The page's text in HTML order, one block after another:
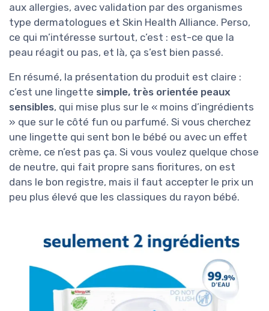
aux allergies, avec validation par des organismes
type dermatologues et Skin Health Alliance. Perso,
ce qui m’intéresse surtout, c’est : est-ce que la
peau réagit ou pas, et là, ça s’est bien passé.
En résumé, la présentation du produit est claire :
c’est une lingette simple, très orientée peaux
sensibles, qui mise plus sur le « moins d’ingrédients
» que sur le côté fun ou parfumé. Si vous cherchez
une lingette qui sent bon le bébé ou avec un effet
crème, ce n’est pas ça. Si vous voulez quelque chose
de neutre, qui fait propre sans fioritures, on est
dans le bon registre, mais il faut accepter le prix un
peu plus élevé que les classiques du rayon bébé.